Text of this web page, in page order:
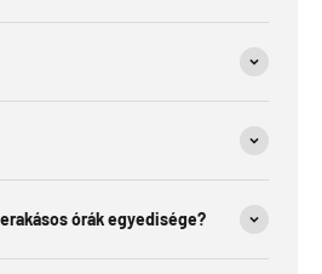
órák egyedisége?